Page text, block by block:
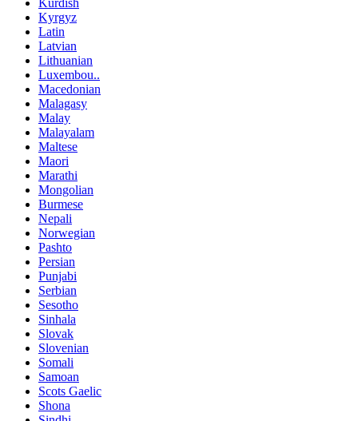
Kyrgyz
Latin
Latvian
Lithuanian
Luxembou..
Macedonian
Malagasy
Malay
Malayalam
Maltese
Maori
Marathi
Mongolian
Burmese
Nepali
Norwegian
Pashto
Persian
Punjabi
Serbian
Sesotho
Sinhala
Slovak
Slovenian
Somali
Samoan
Scots Gaelic
Shona